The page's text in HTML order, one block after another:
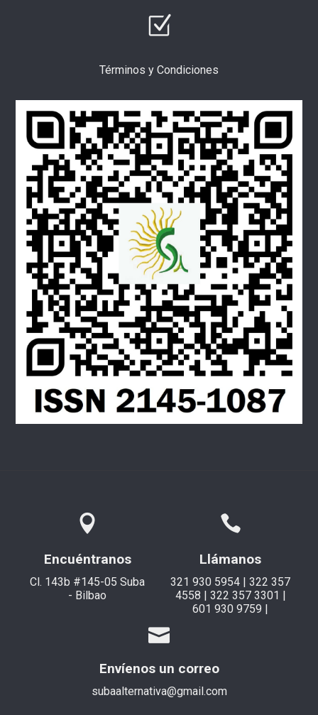
Términos y Condiciones
Encuéntranos
Cl. 143b #145-05 Suba
- Bilbao
Llámanos
321 930 5954 | 322 357
4558 | 322 357 3301 |
601 930 9759 |
Envíenos un correo
subaalternativa@gmail.com